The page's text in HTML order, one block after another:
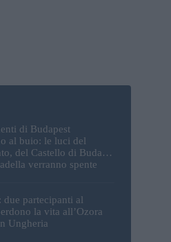
di Budapest
al buio: le luci del
del Castello di Buda e
verranno spente
due partecipanti al
la vita all’Ozora
Ungheria